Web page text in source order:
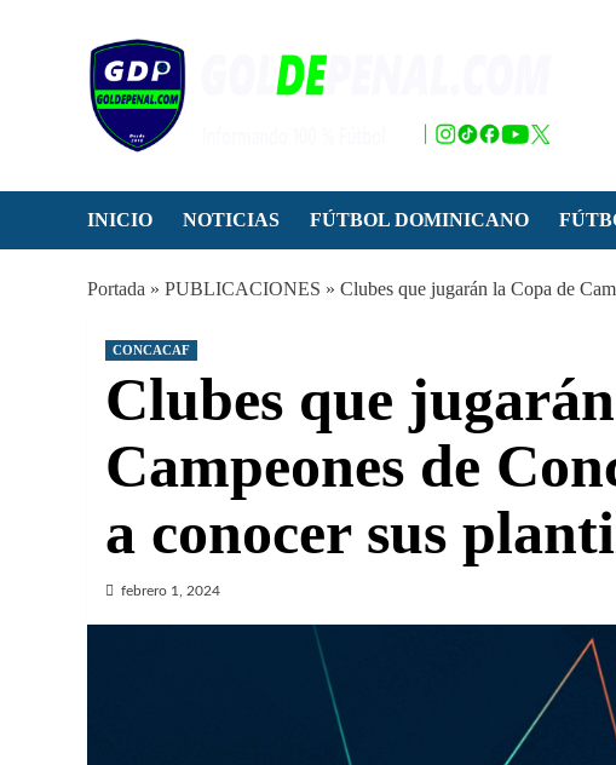
INICIO NOTICIAS FÚTBOL DOMINICANO
Portada » PUBLICACIONES » Clubes que jugarán la Copa de
CONCACAF
Clubes que
Campeones de
a conocer sus
febrero 1, 2024